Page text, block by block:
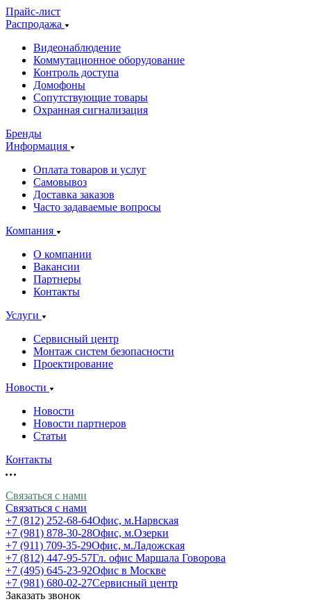
Прайс-лист
Распродажа
Видеонаблюдение
Коммутационное оборудование
Контроль доступа
Домофоны
Сопутствующие товары
Охранная сигнализация
Бренды
Информация
Оплата товаров и услуг
Самовывоз
Доставка заказов
Часто задаваемые вопросы
Компания
О компании
Вакансии
Партнеры
Контакты
Услуги
Сервисный центр
Монтаж систем безопасности
Проектирование
Новости
Новости
Новости партнеров
Статьи
Контакты
Связаться с нами
Связаться с нами
+7 (812) 252-68-64Офис, м.Нарвская
+7 (981) 878-30-28Офис, м.Озерки
+7 (911) 709-35-29Офис, м.Ладожская
+7 (812) 447-95-57Гл. офис Маршала Говорова
+7 (495) 645-23-92Офис в Москве
+7 (981) 680-02-27Сервисный центр
Заказать звонок